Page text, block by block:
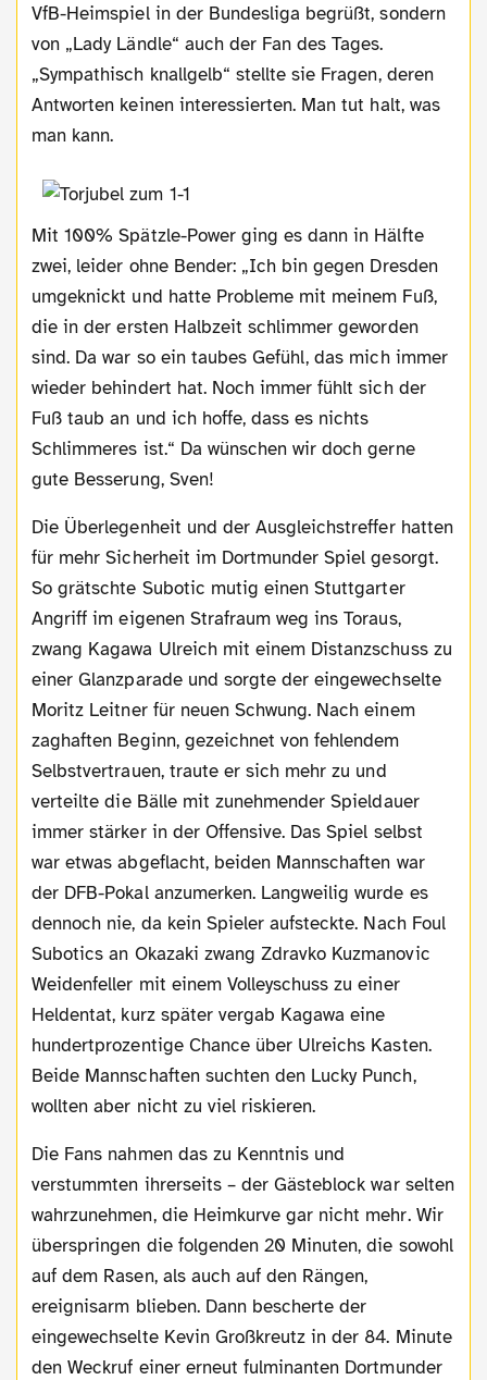
VfB-Heimspiel in der Bundesliga begrüßt, sondern
von „Lady Ländle“ auch der Fan des Tages.
„Sympathisch knallgelb“ stellte sie Fragen, deren
Antworten keinen interessierten. Man tut halt, was
man kann.
Mit 100% Spätzle-Power ging es dann in Hälfte
zwei, leider ohne Bender: „Ich bin gegen Dresden
umgeknickt und hatte Probleme mit meinem Fuß,
die in der ersten Halbzeit schlimmer geworden
sind. Da war so ein taubes Gefühl, das mich immer
wieder behindert hat. Noch immer fühlt sich der
Fuß taub an und ich hoffe, dass es nichts
Schlimmeres ist.“ Da wünschen wir doch gerne
gute Besserung, Sven!
Die Überlegenheit und der Ausgleichstreffer hatten
für mehr Sicherheit im Dortmunder Spiel gesorgt.
So grätschte Subotic mutig einen Stuttgarter
Angriff im eigenen Strafraum weg ins Toraus,
zwang Kagawa Ulreich mit einem Distanzschuss zu
einer Glanzparade und sorgte der eingewechselte
Moritz Leitner für neuen Schwung. Nach einem
zaghaften Beginn, gezeichnet von fehlendem
Selbstvertrauen, traute er sich mehr zu und
verteilte die Bälle mit zunehmender Spieldauer
immer stärker in der Offensive. Das Spiel selbst
war etwas abgeflacht, beiden Mannschaften war
der DFB-Pokal anzumerken. Langweilig wurde es
dennoch nie, da kein Spieler aufsteckte. Nach Foul
Subotics an Okazaki zwang Zdravko Kuzmanovic
Weidenfeller mit einem Volleyschuss zu einer
Heldentat, kurz später vergab Kagawa eine
hundertprozentige Chance über Ulreichs Kasten.
Beide Mannschaften suchten den Lucky Punch,
wollten aber nicht zu viel riskieren.
Die Fans nahmen das zu Kenntnis und
verstummten ihrerseits – der Gästeblock war selten
wahrzunehmen, die Heimkurve gar nicht mehr. Wir
überspringen die folgenden 20 Minuten, die sowohl
auf dem Rasen, als auch auf den Rängen,
ereignisarm blieben. Dann bescherte der
eingewechselte Kevin Großkreutz in der 84. Minute
den Weckruf einer erneut fulminanten Dortmunder